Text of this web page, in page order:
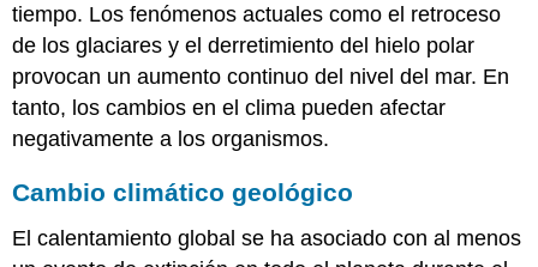
tiempo. Los fenómenos actuales como el retroceso
de los glaciares y el derretimiento del hielo polar
provocan un aumento continuo del nivel del mar. En
tanto, los cambios en el clima pueden afectar
negativamente a los organismos.
Cambio climático geológico
El calentamiento global se ha asociado con al menos